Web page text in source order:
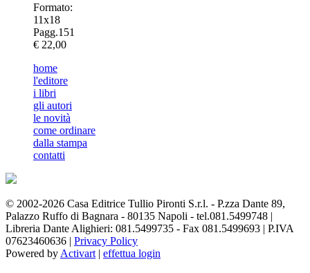
Formato:
11x18
Pagg.151
€ 22,00
home
l'editore
i libri
gli autori
le novità
come ordinare
dalla stampa
contatti
© 2002-2026 Casa Editrice Tullio Pironti S.r.l. - P.zza Dante 89,
Palazzo Ruffo di Bagnara - 80135 Napoli - tel.081.5499748 |
Libreria Dante Alighieri: 081.5499735 - Fax 081.5499693 | P.IVA
07623460636 | Privacy Policy
Powered by Activart | effettua login